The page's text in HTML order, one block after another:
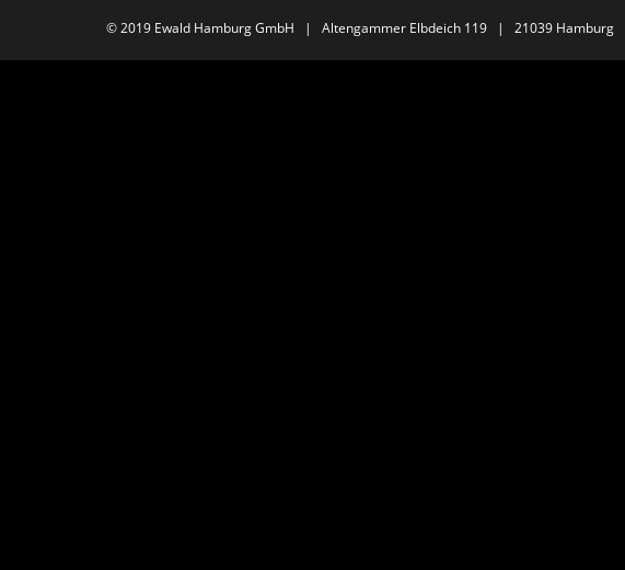
© 2019 Ewald Hamburg GmbH | Altengammer Elbdeich 119 | 21039